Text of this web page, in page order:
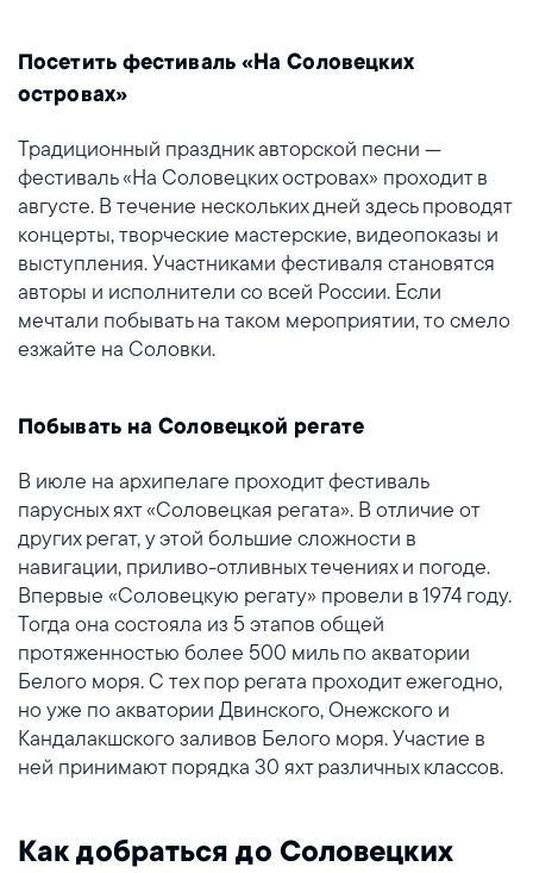
Посетить фестиваль «На Соловецких
островах»
Традиционный праздник авторской песни —
фестиваль «На Соловецких островах» проходит в
августе. В течение нескольких дней здесь проводят
концерты, творческие мастерские, видеопоказы и
выступления. Участниками фестиваля становятся
авторы и исполнители со всей России. Если
мечтали побывать на таком мероприятии, то смело
езжайте на Соловки.
Побывать на Соловецкой регате
В июле на архипелаге проходит фестиваль
парусных яхт «Соловецкая регата». В отличие от
других регат, у этой большие сложности в
навигации, приливо-отливных течениях и погоде.
Впервые «Соловецкую регату» провели в 1974 году.
Тогда она состояла из 5 этапов общей
протяженностью более 500 миль по акватории
Белого моря. С тех пор регата проходит ежегодно,
но уже по акватории Двинского, Онежского и
Кандалакшского заливов Белого моря. Участие в
ней принимают порядка 30 яхт различных классов.
Как добраться до Соловецких